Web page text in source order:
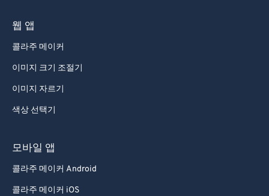
웹 앱
콜라주 메이커
이미지 크기 조절기
이미지 자르기
색상 선택기
모바일 앱
콜라주 메이커 Android
콜라주 메이커 iOS